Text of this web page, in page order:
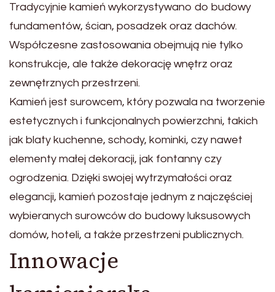
Tradycyjnie kamień wykorzystywano do budowy
fundamentów, ścian, posadzek oraz dachów.
Współczesne zastosowania obejmują nie tylko
konstrukcje, ale także dekorację wnętrz oraz
zewnętrznych przestrzeni.
Kamień jest surowcem, który pozwala na tworzenie
estetycznych i funkcjonalnych powierzchni, takich
jak blaty kuchenne, schody, kominki, czy nawet
elementy małej dekoracji, jak fontanny czy
ogrodzenia. Dzięki swojej wytrzymałości oraz
elegancji, kamień pozostaje jednym z najczęściej
wybieranych surowców do budowy luksusowych
domów, hoteli, a także przestrzeni publicznych.
Innowacje